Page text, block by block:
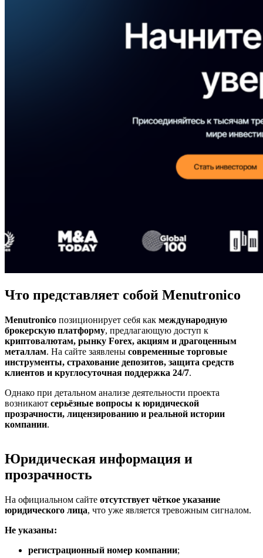
Что представляет собой Menutronico
Menutronico позиционирует себя как международную
брокерскую платформу, предлагающую доступ к
криптовалютам, рынку Forex, акциям и драгоценным
металлам. На сайте заявлены современные торговые
инструменты, страхование депозитов, защита средств
клиентов и круглосуточная поддержка 24/7.
Однако при детальном анализе деятельности проекта
возникают серьёзные вопросы к юридической
прозрачности, лицензированию и реальной истории
компании.
Юридическая информация и
прозрачность
На официальном сайте отсутствует чёткое указание
юридического лица, что уже является тревожным сигналом.
Не указаны:
регистрационный номер компании;